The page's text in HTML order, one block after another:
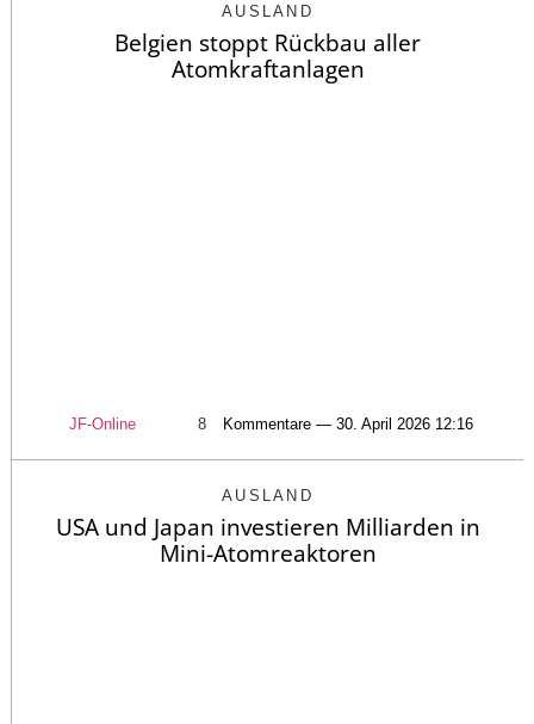
AUSLAND
Belgien stoppt Rückbau aller
Atomkraftanlagen
JF-Online 8 Kommentare — 30. April 2026 12:16
AUSLAND
USA und Japan investieren Milliarden in
Mini-Atomreaktoren